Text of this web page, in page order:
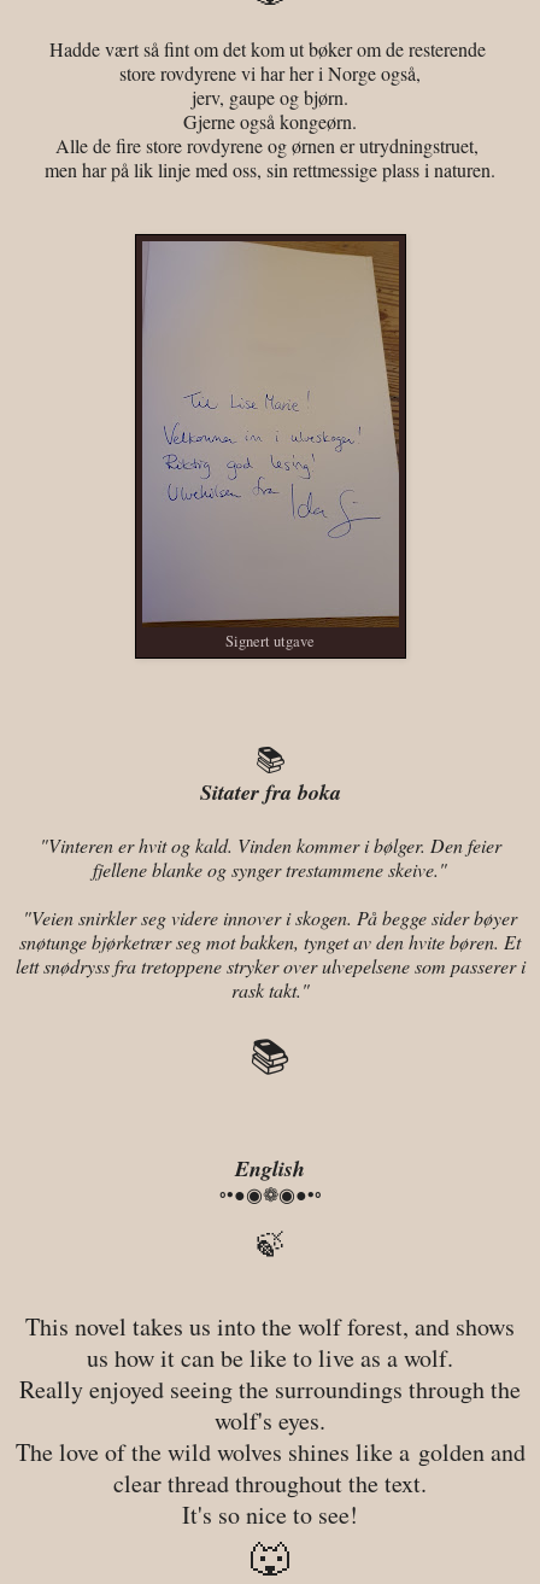
Hadde vært så fint om det kom ut bøker om de resterende
store rovdyrene vi har her i Norge også,
jerv, gaupe og bjørn.
Gjerne også kongeørn.
Alle de fire store rovdyrene og ørnen er utrydningstruet,
men har på lik linje med oss, sin rettmessige plass i naturen.
Signert utgave
📚
Sitater fra boka
"Vinteren er hvit og kald. Vinden kommer i bølger. Den feier
fjellene blanke og synger trestammene skeive."
"Veien snirkler seg videre innover i skogen. På begge sider bøyer
snøtunge bjørketrær seg mot bakken, tynget av den hvite børen. Et
lett snødryss fra tretoppene stryker over ulvepelsene som passerer i
rask takt."
📚
English
◦•●◉❁◉●•◦
🍃
This novel takes us into the wolf forest, and shows
us how it can be like to live as a wolf.
Really enjoyed seeing the surroundings through the
wolf's eyes.
The love of the wild wolves shines like a golden and
clear thread throughout the text.
It's so nice to see!
🐺